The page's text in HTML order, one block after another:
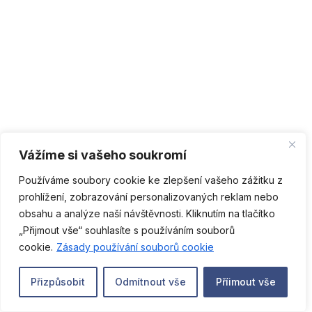
Vážíme si vašeho soukromí
Používáme soubory cookie ke zlepšení vašeho zážitku z
prohlížení, zobrazování personalizovaných reklam nebo
obsahu a analýze naší návštěvnosti. Kliknutím na tlačítko
„Přijmout vše“ souhlasíte s používáním souborů
cookie. Zásady používání souborů cookie
Přizpůsobit Odmítnout vše Příimout vše